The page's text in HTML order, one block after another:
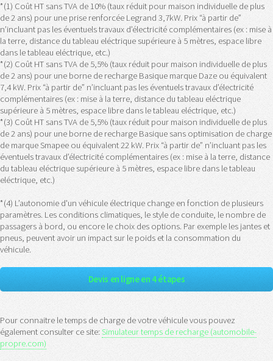
*(1) Coût HT sans TVA de 10% (taux réduit pour maison individuelle de plus
de 2 ans) pour une prise renforcée Legrand 3,7kW. Prix “à partir de”
n’incluant pas les éventuels travaux d’électricité complémentaires (ex : mise à
la terre, distance du tableau eléctrique supérieure à 5 mètres, espace libre
dans le tableau eléctrique, etc.)
*(2) Coût HT sans TVA de 5,5% (taux réduit pour maison individuelle de plus
de 2 ans) pour une borne de recharge Basique marque Daze ou équivalent
7,4 kW. Prix “à partir de” n’incluant pas les éventuels travaux d’électricité
complémentaires (ex : mise à la terre, distance du tableau eléctrique
supérieure à 5 mètres, espace libre dans le tableau eléctrique, etc.)
*(3) Coût HT sans TVA de 5,5% (taux réduit pour maison individuelle de plus
de 2 ans) pour une borne de recharge Basique sans optimisation de charge
de marque Smapee ou équivalent 22 kW. Prix “à partir de” n’incluant pas les
éventuels travaux d’électricité complémentaires (ex : mise à la terre, distance
du tableau eléctrique supérieure à 5 mètres, espace libre dans le tableau
eléctrique, etc.)
*(4) L’autonomie d'un véhicule électrique change en fonction de plusieurs
paramètres. Les conditions climatiques, le style de conduite, le nombre de
passagers à bord, ou encore le choix des options. Par exemple les jantes et
pneus, peuvent avoir un impact sur le poids et la consommation du
véhicule.
Devis en ligne en 4 étapes
Pour connaitre le temps de charge de votre véhicule vous pouvez
également consulter ce site:Simulateur temps de recharge (automobile-
propre.com)